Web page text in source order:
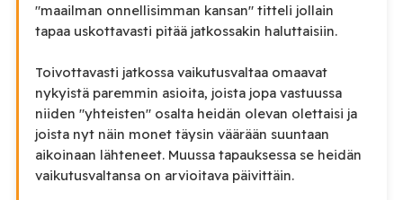
"maailman onnellisimman kansan" titteli jollain
tapaa uskottavasti pitää jatkossakin haluttaisiin.
Toivottavasti jatkossa vaikutusvaltaa omaavat
nykyistä paremmin asioita, joista jopa vastuussa
niiden "yhteisten" osalta heidän olevan olettaisi ja
joista nyt näin monet täysin väärään suuntaan
aikoinaan lähteneet. Muussa tapauksessa se heidän
vaikutusvaltansa on arvioitava päivittäin.